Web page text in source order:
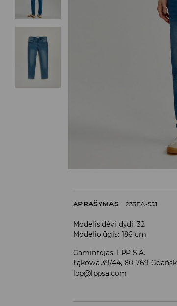
APRAŠYMAS 233FA-55J
Modelis dėvi dydį: 32
Modelio ūgis: 186 cm
Gamintojas: LPP S.A.
Łąkowa 39/44, 80-769 Gdańsk
lpp@lppsa.com